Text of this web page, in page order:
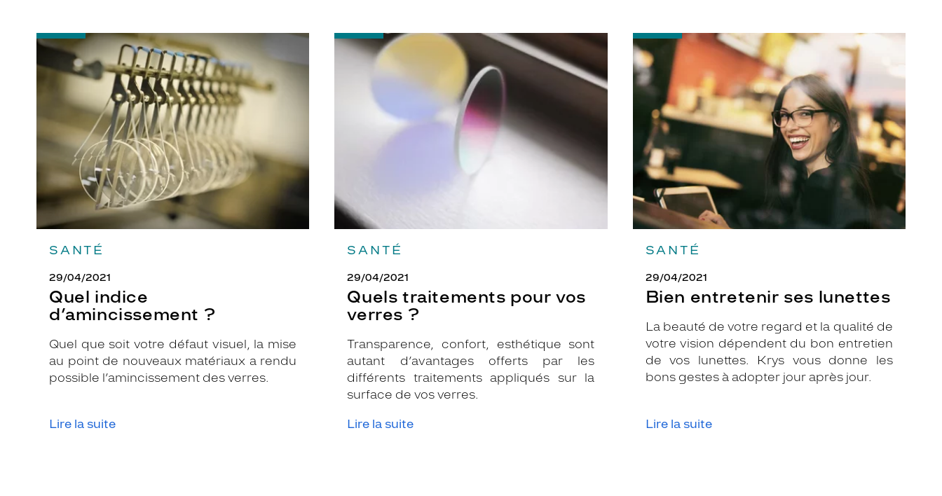
SANTÉ
29/04/2021
Quel indice
d’amincissement ?
Quel que soit votre défaut visuel, la mise
au point de nouveaux matériaux a rendu
possible l’amincissement des verres.
Lire la suite
-
Quel
indice
d’amincissement
SANTÉ
29/04/2021
Quels traitements pour vos
verres ?
Transparence, confort, esthétique sont
autant d’avantages offerts par les
différents traitements appliqués sur la
surface de vos verres.
Lire la suite
-
Quels
traitements
SANTÉ
29/04/2021
Bien entretenir ses lunettes
La beauté de votre regard et la qualité de
votre vision dépendent du bon entretien
de vos lunettes. Krys vous donne les
bons gestes à adopter jour après jour.
Lire la suite
-
Bien
entretenir
ses
lunettes